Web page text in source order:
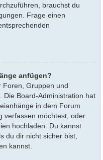
brauchst du
Frage einen
anfügen?
Foren, Gruppen und
Die Board-Administration hat
in dem Forum
verfassen möchtest, oder
hochladen. Du kannst
du dir nicht sicher bist,
kannst.